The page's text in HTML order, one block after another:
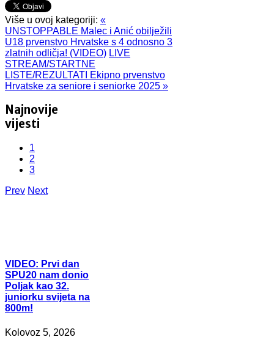
Više u ovoj kategoriji: «
UNSTOPPABLE Malec i Anić obilježili
U18 prvenstvo Hrvatske s 4 odnosno 3
zlatnih odličja! (VIDEO) LIVE
STREAM/STARTNE
LISTE/REZULTATI Ekipno prvenstvo
Hrvatske za seniore i seniorke 2025 »
Najnovije
vijesti
1
2
3
Prev Next
VIDEO: Prvi dan
SPU20 nam donio
Poljak kao 32.
juniorku svijeta na
800m!
Kolovoz 5, 2026